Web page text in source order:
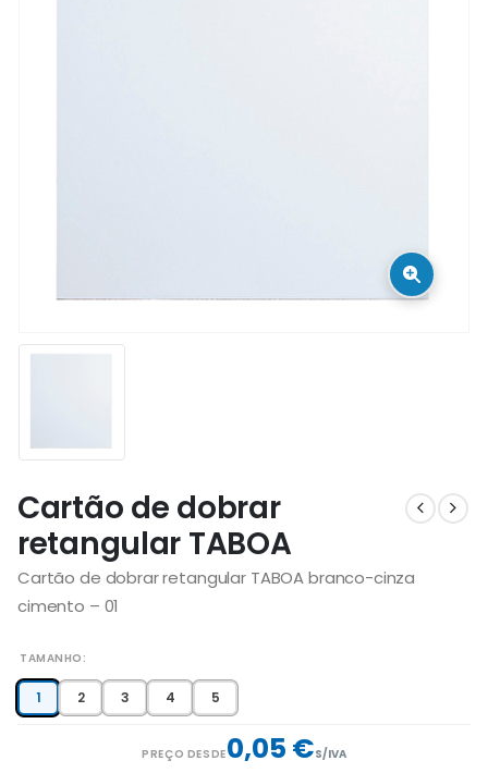
Cartão de dobrar
retangular TABOA
Cartão de dobrar retangular TABOA branco-cinza
cimento – 01
TAMANHO
1 2 3 4 5
PREÇO DESDE0,05 €S/IVA